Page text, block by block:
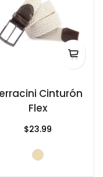
Cinturón
Flex
$23.99